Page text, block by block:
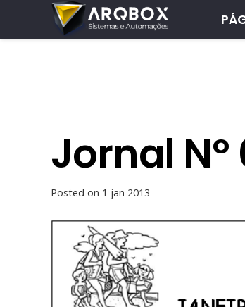
Jornal Nº
Posted on 1 jan 2013